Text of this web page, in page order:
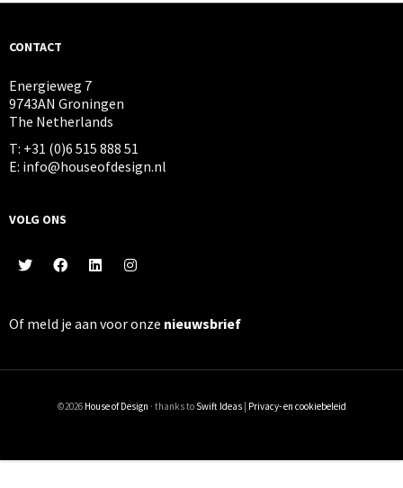
CONTACT
Energieweg 7
9743AN Groningen
The Netherlands
T: +31 (0)6 515 888 51
E: info@houseofdesign.nl
VOLG ONS
Of meld je aan voor onze nieuwsbrief
©2026 House of Design · thanks to Swift Ideas| Privacy- en cookiebeleid